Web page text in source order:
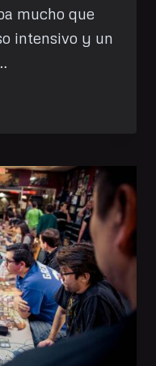
mucho que
intensivo y un